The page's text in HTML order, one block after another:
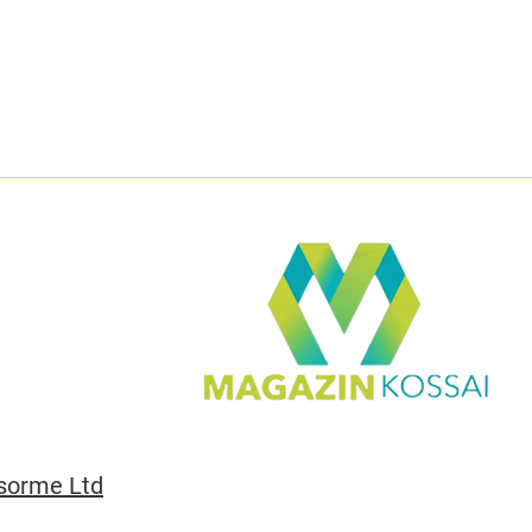
Ltd